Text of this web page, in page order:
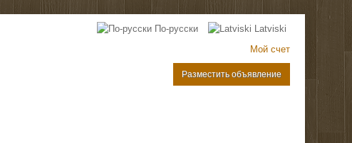
По-русски
Latviski
Мой счет
Разместить объявление